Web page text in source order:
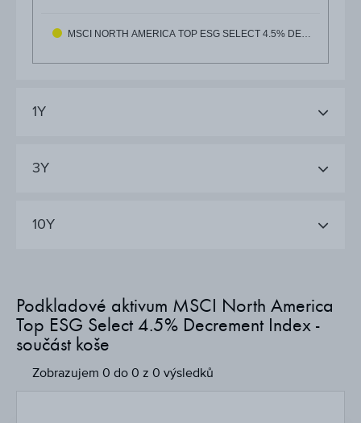
MSCI NORTH AMERICA TOP ESG SELECT 4.5% DE…
1Y
3Y
10Y
Podkladové aktivum MSCI North America
Top ESG Select 4.5% Decrement Index -
součást koše
Zobrazujem 0 do 0 z 0 výsledků